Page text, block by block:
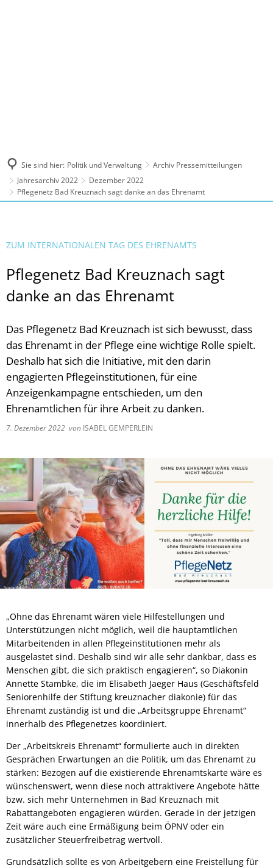
Sie sind hier: Politik und Verwaltung
Archiv Pressemitteilungen
Jahresarchiv 2022
Dezember 2022
Pflegenetz Bad Kreuznach sagt danke an das Ehrenamt
ZUM INTERNATIONALEN TAG DES EHRENAMTS
Pflegenetz Bad Kreuznach sagt
danke an das Ehrenamt
Das Pflegenetz Bad Kreuznach ist sich bewusst, dass
das Ehrenamt in der Pflege eine wichtige Rolle spielt.
Deshalb hat sich die Initiative, mit den darin
engagierten Pflegeinstitutionen, für eine
Anzeigenkampagne entschieden, um den
Ehrenamtlichen für ihre Arbeit zu danken.
7. Dezember 2022 von ISABEL GEMPERLEIN
„Ohne das Ehrenamt wären viele Hilfestellungen und
Unterstützungen nicht möglich, weil die hauptamtlichen
Mitarbeitenden in allen Pflegeinstitutionen mehr als
ausgelastet sind. Deshalb sind wir alle sehr dankbar, dass es
Menschen gibt, die sich praktisch engagieren“, so Diakonin
Annette Stambke, die im Elisabeth Jaeger Haus (Geschäftsfeld
Seniorenhilfe der Stiftung kreuznacher diakonie) für das
Ehrenamt zuständig ist und die „Arbeitsgruppe Ehrenamt“
innerhalb des Pflegenetzes koordiniert.
Der „Arbeitskreis Ehrenamt“ formulierte auch in direkten
Gesprächen Erwartungen an die Politik, um das Ehrenamt zu
stärken: Bezogen auf die existierende Ehrenamtskarte wäre es
wünschenswert, wenn diese noch attraktivere Angebote hätte
bzw. sich mehr Unternehmen in Bad Kreuznach mit
Rabattangeboten engagieren würden. Gerade in der jetzigen
Zeit wäre auch eine Ermäßigung beim ÖPNV oder ein
zusätzlicher Steuerfreibetrag wertvoll.
Grundsätzlich sollte es von Arbeitgebern eine Freistellung für